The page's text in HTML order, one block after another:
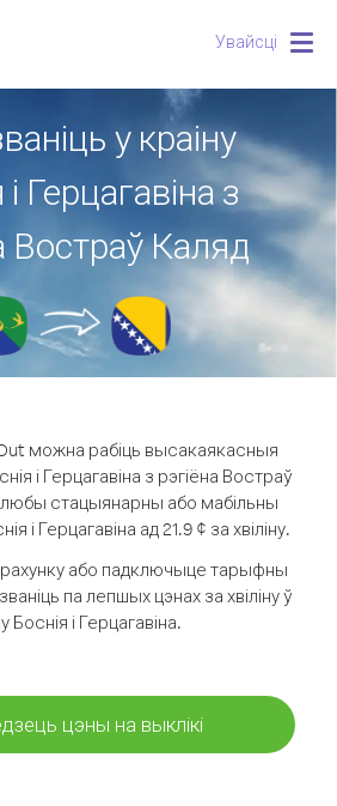
Увайсці
у краіну
Герцагавіна з
Востраў Каляд
можна рабіць высакаякасныя
і Герцагавіна з рэгіёна Востраў
любы стацыянарны або мабільны
і Герцагавіна ад 21.9 ¢ за хвіліну.
рахунку або падключыце тарыфны
па лепшых цэнах за хвіліну ў
Боснія і Герцагавіна.
цэны на выклікі